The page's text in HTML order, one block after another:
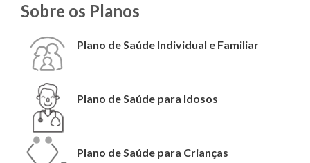
Sobre os Planos
Plano de Saúde Individual e Familiar
Plano de Saúde para Idosos
Plano de Saúde para Crianças